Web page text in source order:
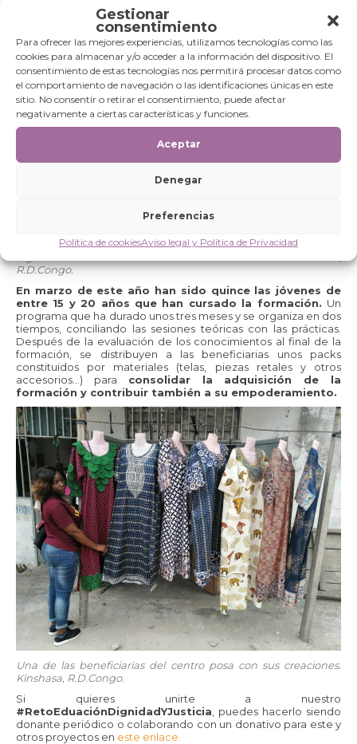
Gestionar
consentimiento
Para ofrecer las mejores experiencias, utilizamos tecnologías como las
cookies para almacenar y/o acceder a la información del dispositivo. El
consentimiento de estas tecnologías nos permitirá procesar datos como
el comportamiento de navegación o las identificaciones únicas en este
sitio. No consentir o retirar el consentimiento, puede afectar
negativamente a ciertas características y funciones.
Aceptar
Denegar
Preferencias
Política de cookiesAviso legal y Política de Privacidad
R.D.Congo.
En marzo de este año han sido quince las jóvenes de
entre 15 y 20 años que han cursado la formación. Un
programa que ha durado unos tres meses y se organiza en dos
tiempos, conciliando las sesiones teóricas con las prácticas.
Después de la evaluación de los conocimientos al final de la
formación, se distribuyen a las beneficiarias unos packs
constituidos por materiales (telas, piezas retales y otros
accesorios…) para consolidar la adquisición de la
formación y contribuir también a su empoderamiento.
Una de las beneficiarias del centro posa con sus creaciones.
Kinshasa, R.D.Congo.
Si quieres unirte a nuestro
#RetoEduaciónDignidadYJusticia , puedes hacerlo siendo
donante periódico o colaborando con un donativo para este y
otros proyectos en este enlace.